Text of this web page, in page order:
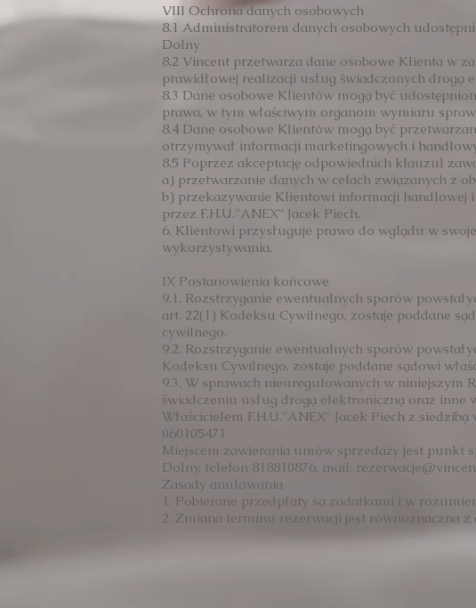
VIII Ochrona danych osobowych
8.1 Administratorem danych osobowych
Dolny
8.2 Vincent przetwarza dane osobowe Klienta w
prawidłowej realizacji usług świadczonych drogą
8.3 Dane osobowe Klientów mogą być
prawa, w tym właściwym organom wymiaru
8.4 Dane osobowe Klientów mogą być
otrzymywał informacji marketingowych i
8.5 Poprzez akceptację odpowiednich klauzul
a) przetwarzanie danych w celach związanych z
b) przekazywanie Klientowi informacji handlowej
przez F.H.U.''ANEX'' Jacek Piech.
6. Klientowi przysługuje prawo do wglądu w
wykorzystywania.
IX Postanowienia końcowe
9.1. Rozstrzyganie ewentualnych sporów
art. 22(1) Kodeksu Cywilnego, zostaje poddane
cywilnego.
9.2. Rozstrzyganie ewentualnych sporów
Kodeksu Cywilnego, zostaje poddane sądowi
9.3. W sprawach nieuregulowanych w niniejszym
świadczeniu usług drogą elektroniczną oraz inne
Właścicielem F.H.U.''ANEX'' Jacek Piech z
060105471
Miejscem zawierania umów sprzedaży jest
Dolny, telefon 818810876, mail:
Zasady anulowania
1. Pobierane przedpłaty są zadatkami i w
2. Zmiana terminu rezerwacji jest równoznaczna